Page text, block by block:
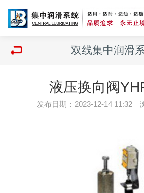
双线集中润滑
液压换向阀
发布日期：2023-12-14 11:32